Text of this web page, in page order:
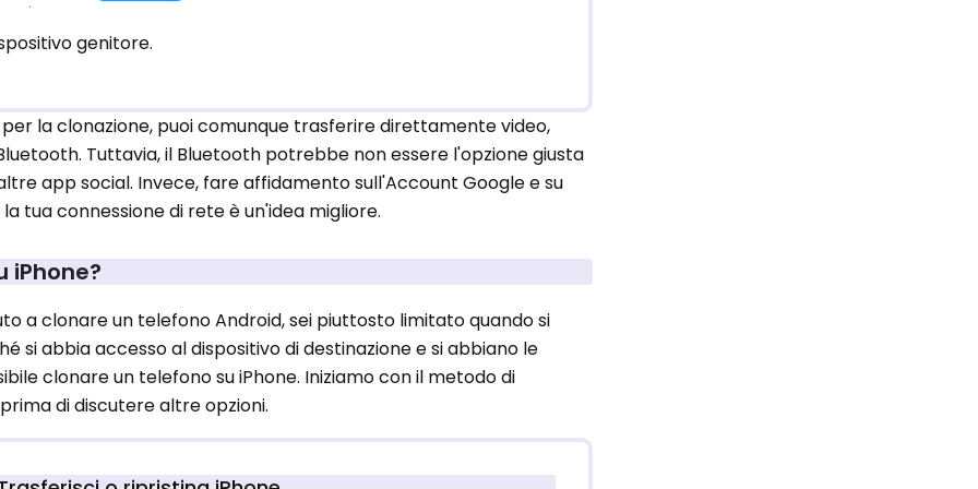
genitore.
la clonazione, puoi comunque trasferire direttamente video,
Tuttavia, il Bluetooth potrebbe non essere l'opzione giusta
app social. Invece, fare affidamento sull'Account Google e su
tua connessione di rete è un'idea migliore.
iPhone?
a clonare un telefono Android, sei piuttosto limitato quando si
si abbia accesso al dispositivo di destinazione e si abbiano le
clonare un telefono su iPhone. Iniziamo con il metodo di
di discutere altre opzioni.